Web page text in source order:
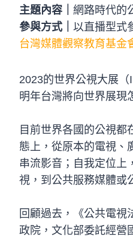
主題內容｜ 網路時代的
參與方式｜ 以直播型式
台灣媒體觀察教育基金
2023的世界公視大展（
明年台灣將向世界展現
目前世界各國的公視都
態上，從原本的電視、
串流影音；自我定位上
視，到公共服務媒體或
回顧過去，《公共電視
政院，文化部委託經營